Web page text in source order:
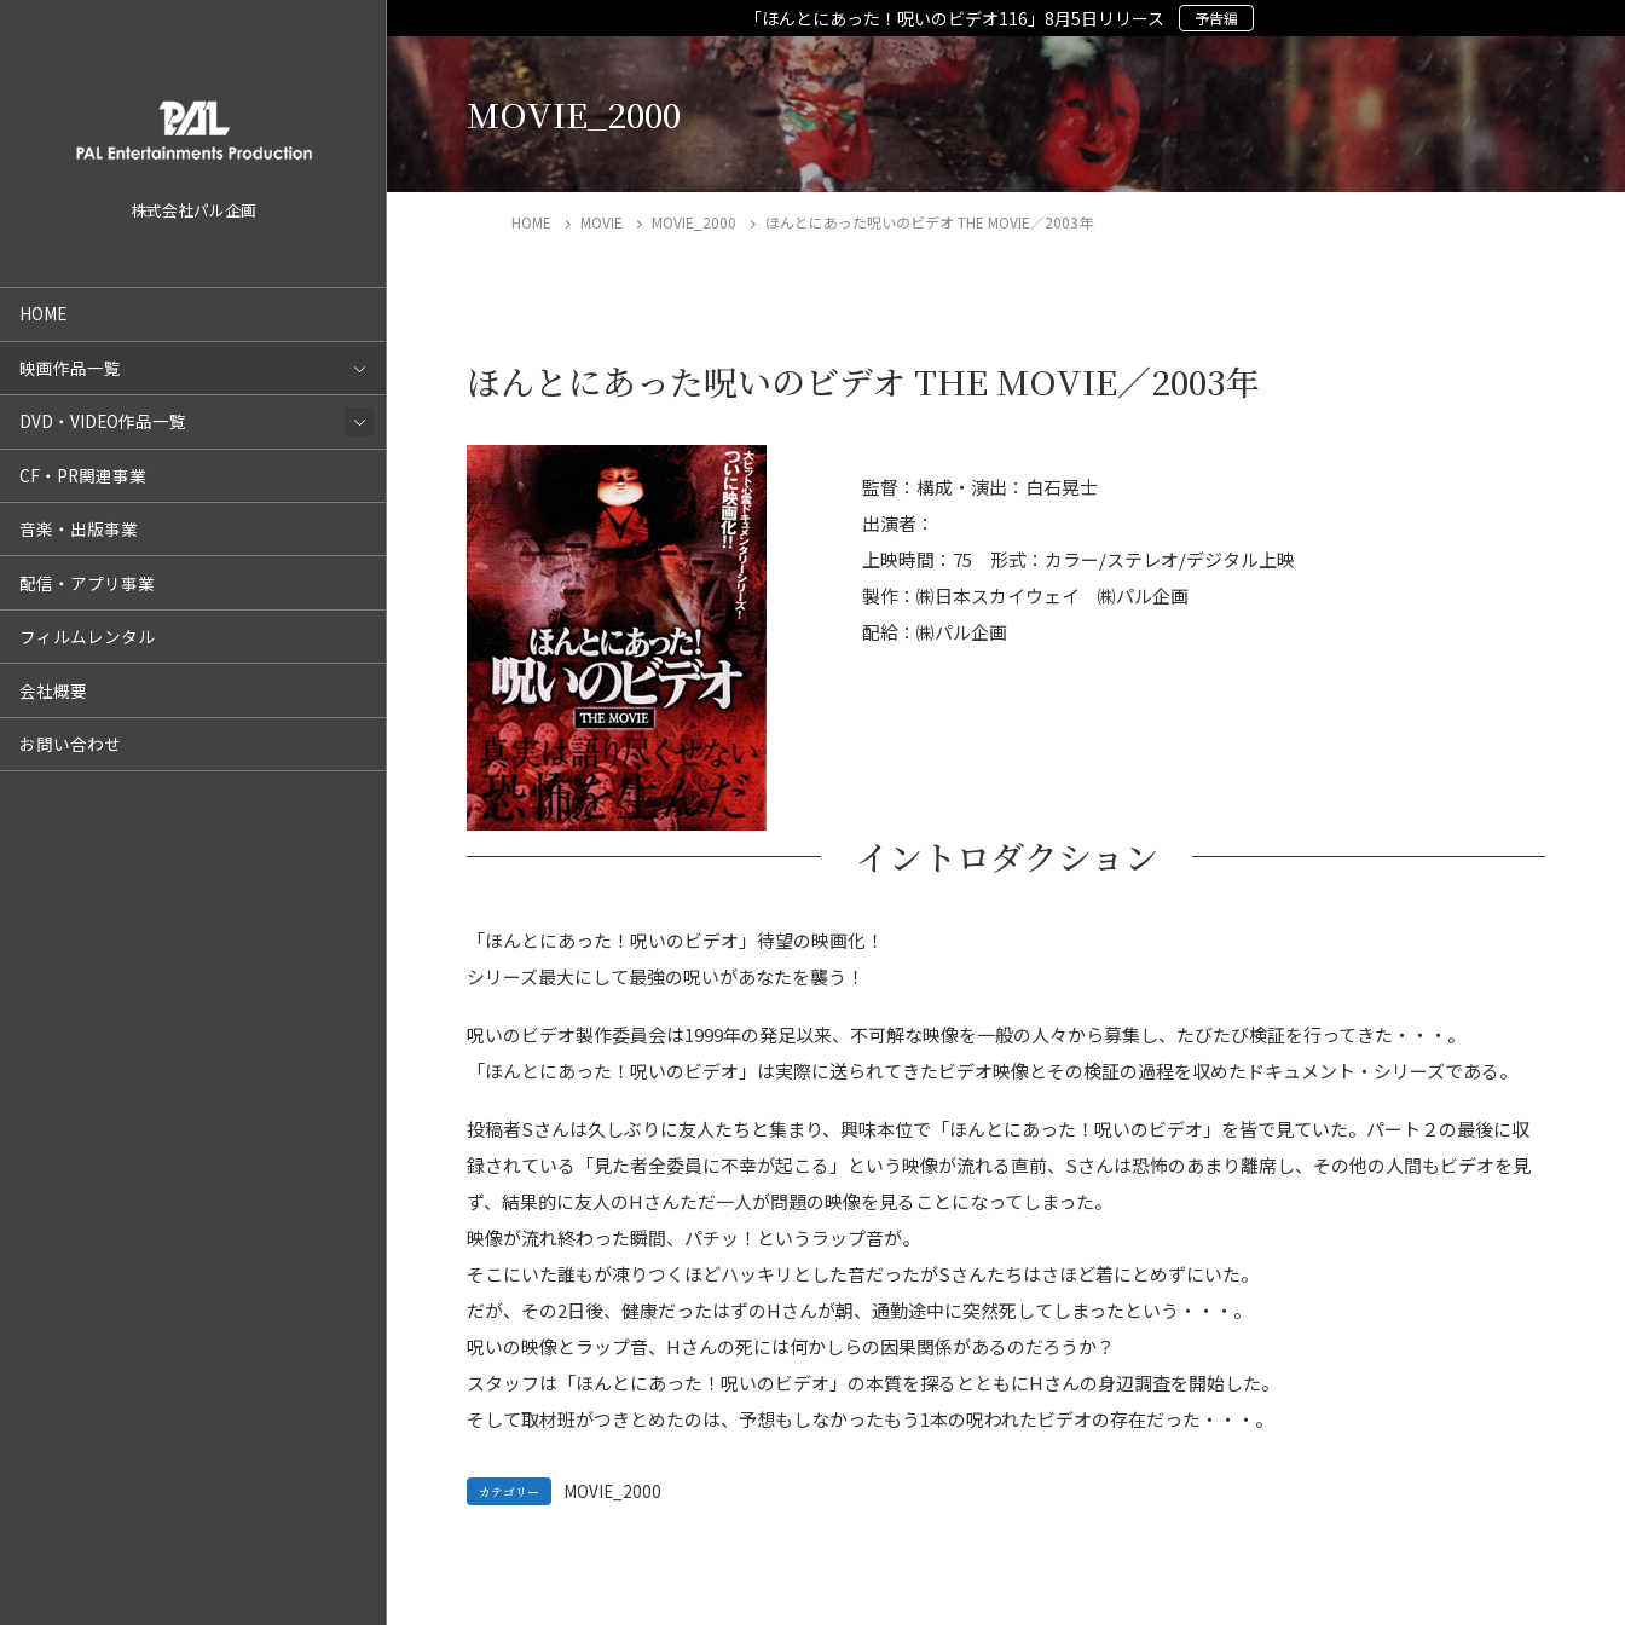
株式会社パル企画
HOME
映画作品一覧
DVD・VIDEO作品一覧
CF・PR関連事業
音楽・出版事業
配信・アプリ事業
フィルムレンタル
会社概要
お問い合わせ
「ほんとにあった！呪いのビデオ116」8月5日リリース 予告編
MOVIE_2000
HOME MOVIE MOVIE_2000 ほんとにあった呪いのビデオ THE MOVIE／2003年
ほんとにあった呪いのビデオ THE MOVIE／2003年
監督：構成・演出：白石晃士
出演者：
上映時間：75 形式：カラー/ステレオ/デジタル上映
製作：㈱日本スカイウェイ ㈱パル企画
配給：㈱パル企画
イントロダクション
「ほんとにあった！呪いのビデオ」待望の映画化！
シリーズ最大にして最強の呪いがあなたを襲う！
呪いのビデオ製作委員会は1999年の発足以来、不可解な映像を一般の人々から募集し、たびたび検証を行ってきた・・・。
「ほんとにあった！呪いのビデオ」は実際に送られてきたビデオ映像とその検証の過程を収めたドキュメント・シリーズである。
投稿者Sさんは久しぶりに友人たちと集まり、興味本位で「ほんとにあった！呪いのビデオ」を皆で見ていた。パート２の最後に収
録されている「見た者全委員に不幸が起こる」という映像が流れる直前、Sさんは恐怖のあまり離席し、その他の人間もビデオを見
ず、結果的に友人のHさんただ一人が問題の映像を見ることになってしまった。
映像が流れ終わった瞬間、パチッ！というラップ音が。
そこにいた誰もが凍りつくほどハッキリとした音だったがSさんたちはさほど着にとめずにいた。
だが、その2日後、健康だったはずのHさんが朝、通勤途中に突然死してしまったという・・・。
呪いの映像とラップ音、Hさんの死には何かしらの因果関係があるのだろうか？
スタッフは「ほんとにあった！呪いのビデオ」の本質を探るとともにHさんの身辺調査を開始した。
そして取材班がつきとめたのは、予想もしなかったもう1本の呪われたビデオの存在だった・・・。
カテゴリー MOVIE_2000